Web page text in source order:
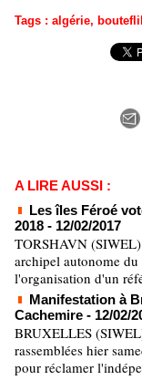
Tags : algérie,
A LIRE AUSSI :
Les îles Féroé
2018 - 12/02/2017
TORSHAVN
archipel autonome
l'organisation d'un
Manifestation à
Cachemire - 12/02/
BRUXELLES
rassemblées hier
pour réclamer